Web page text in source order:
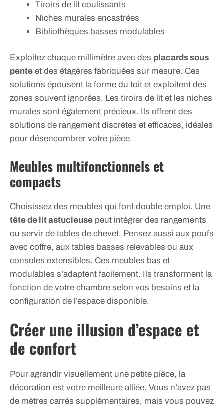
Tiroirs de lit coulissants
Niches murales encastrées
Bibliothèques basses modulables
Exploitez chaque millimètre avec des placards sous
pente et des étagères fabriquées sur mesure. Ces
solutions épousent la forme du toit et exploitent des
zones souvent ignorées. Les tiroirs de lit et les niches
murales sont également précieux. Ils offrent des
solutions de rangement discrètes et efficaces, idéales
pour désencombrer votre pièce.
Meubles multifonctionnels et
compacts
Choisissez des meubles qui font double emploi. Une
tête de lit astucieuse peut intégrer des rangements
ou servir de tables de chevet. Pensez aussi aux poufs
avec coffre, aux tables basses relevables ou aux
consoles extensibles. Ces meubles bas et
modulables s’adaptent facilement. Ils transforment la
fonction de votre chambre selon vos besoins et la
configuration de l’espace disponible.
Créer une illusion d’espace et
de confort
Pour agrandir visuellement une petite pièce, la
décoration est votre meilleure alliée. Vous n’avez pas
de mètres carrés supplémentaires, mais vous pouvez